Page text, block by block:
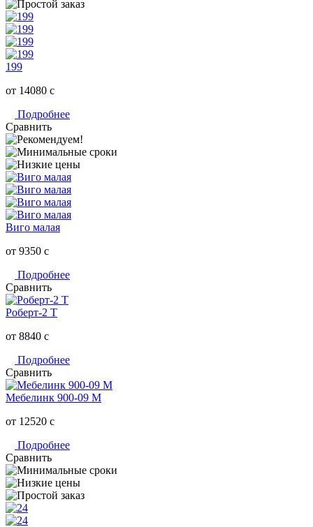
199
от 14080 c
Подробнее
Сравнить
Виго малая
от 9350 c
Подробнее
Сравнить
Роберт-2 Т
от 8840 c
Подробнее
Сравнить
Мебелинк 900-09 М
от 12520 c
Подробнее
Сравнить